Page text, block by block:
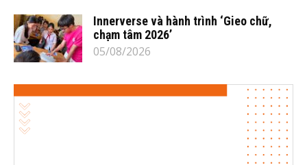
Innerverse và hành trình ‘Gieo chữ,
chạm tâm 2026’
05/08/2026